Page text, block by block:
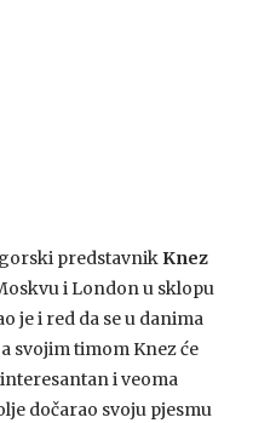
predstavnik Knez
i London u sklopu
je i red da se u danima
svojim timom Knez će
i veoma
dočarao svoju pjesmu